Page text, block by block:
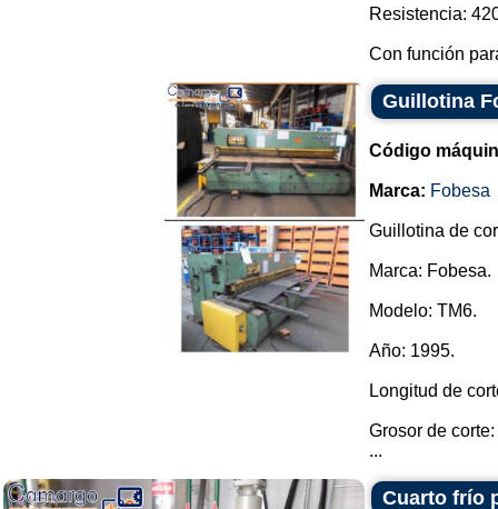
Resistencia:
Con función
Guillotina
Código
Marca: Fobesa
Guillotina de
Marca: Fobesa.
Modelo: TM6.
Año: 1995.
Longitud de
Grosor de
...
Cuarto frío